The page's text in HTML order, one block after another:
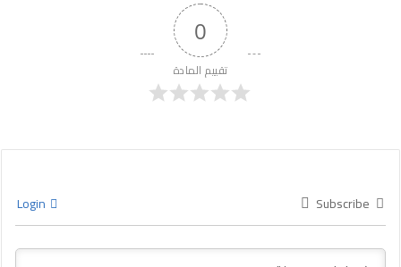
0
تقييم المادة
Subscribe